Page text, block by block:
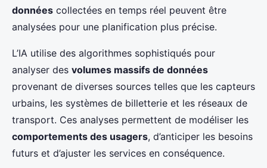
données collectées en temps réel peuvent être
analysées pour une planification plus précise.
L’IA utilise des algorithmes sophistiqués pour
analyser des volumes massifs de données
provenant de diverses sources telles que les capteurs
urbains, les systèmes de billetterie et les réseaux de
transport. Ces analyses permettent de modéliser les
comportements des usagers, d’anticiper les besoins
futurs et d’ajuster les services en conséquence.